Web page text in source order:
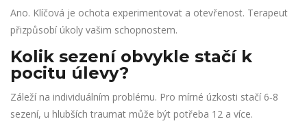
Ano. Klíčová je ochota experimentovat a otevřenost. Terapeut
přizpůsobí úkoly vašim schopnostem.
Kolik sezení obvykle stačí k
pocitu úlevy?
Záleží na individuálním problému. Pro mírné úzkosti stačí 6‑8
sezení, u hlubších traumat může být potřeba 12 a více.